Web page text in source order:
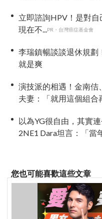
立即諮詢HPV！是對
現在不...
PR・台灣癌症基金會
李瑞鎮暢談談退休規劃
就是爽
演技派的相遇！金南佶
夫妻：「就用這個組合
以為YG很自由，其實
2NE1 Dara坦言：「當
您也可能喜歡這些文章